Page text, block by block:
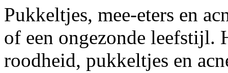
Pukkeltjes, mee-eters en
of een ongezonde leefstijl.
roodheid, pukkeltjes en